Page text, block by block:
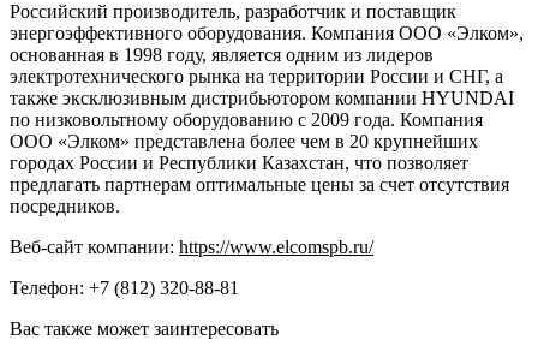
Российский производитель, разработчик и поставщик
энергоэффективного оборудования. Компания ООО «Элком»,
основанная в 1998 году, является одним из лидеров
электротехнического рынка на территории России и СНГ, а
также эксклюзивным дистрибьютором компании HYUNDAI
по низковольтному оборудованию с 2009 года. Компания
ООО «Элком» представлена более чем в 20 крупнейших
городах России и Республики Казахстан, что позволяет
предлагать партнерам оптимальные цены за счет отсутствия
посредников.
Веб-сайт компании: https://www.elcomspb.ru/
Телефон: +7 (812) 320-88-81
Вас также может заинтересовать